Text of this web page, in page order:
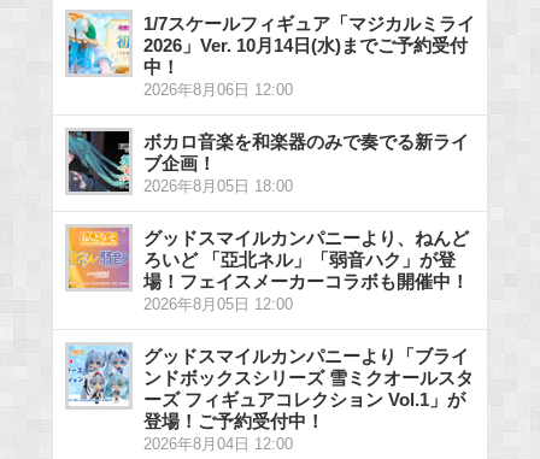
1/7スケールフィギュア「マジカルミライ
2026」Ver. 10月14日(水)までご予約受付
中！
2026年8月06日 12:00
ボカロ音楽を和楽器のみで奏でる新ライ
ブ企画！
2026年8月05日 18:00
グッドスマイルカンパニーより、ねんど
ろいど 「亞北ネル」「弱音ハク」が登
場！フェイスメーカーコラボも開催中！
2026年8月05日 12:00
グッドスマイルカンパニーより「ブライ
ンドボックスシリーズ 雪ミクオールスタ
ーズ フィギュアコレクション Vol.1」が
登場！ご予約受付中！
2026年8月04日 12:00